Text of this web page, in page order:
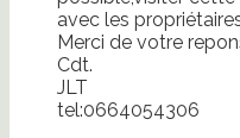
avec les
Merci de votre
Cdt.
JLT
tel:0664054306